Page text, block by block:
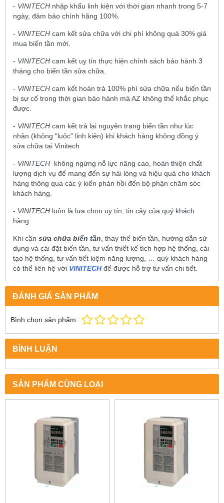
- VINITECH nhập khẩu linh kiện với thời gian nhanh trong 5-7
ngày, đảm bảo chính hãng 100%.
- VINITECH cam kết sửa chữa với chi phí không quá 30% giá
mua biến tần mới.
- VINITECH cam kết uy tín thực hiện chính sách bảo hành 3
tháng cho biến tần sửa chữa.
- VINITECH cam kết hoàn trả 100% phí sửa chữa nếu biến tần
bị sự cố trong thời gian bảo hành mà AZ không thể khắc phục
được.
- VINITECH cam kết trả lại nguyên trạng biến tần như lúc
nhận (không “luộc” linh kiện) khi khách hàng không đồng ý
sửa chữa tại Vinitech
- VINITECH không ngừng nỗ lực nâng cao, hoàn thiện chất
lượng dịch vụ để mang đến sự hài lòng và hiệu quả cho khách
hàng thông qua các ý kiến phản hồi đến bộ phận chăm sóc
khách hàng.
- VINITECH luôn là lựa chọn uy tín, tin cậy của quý khách
hàng.
Khi cần sửa chữa biến tần , thay thế biến tần, hướng dẫn sử
dụng và cài đặt biến tần, tư vấn thiết kế tích hợp hệ thống, cải
tạo hệ thống, tư vấn tiết kiệm năng lượng, … quý khách hàng
có thể liên hệ với VINITECHđể được hỗ trợ tư vấn chi tiết.
ĐÁNH GIÁ SẢN PHẨM
Bình chọn sản phẩm:
BÌNH LUẬN
SẢN PHẨM CÙNG LOẠI